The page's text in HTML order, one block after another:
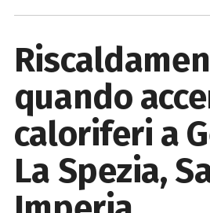
quando
caloriferi a
La Spezia,